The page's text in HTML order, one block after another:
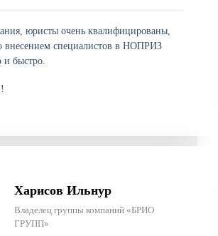
юристы очень квалифицированы,
внесением специалистов в НОПРИЗ
и быстро.
Харисов Ильнур
Владелец группы компаний «БРИО
ГРУПП»